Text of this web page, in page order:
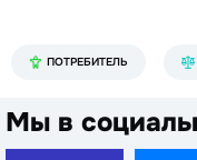
ПОТРЕБИТЕЛЬ
Мы в